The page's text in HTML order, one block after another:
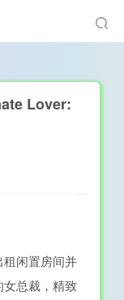
Lover:
闲置房间并
总裁，精致